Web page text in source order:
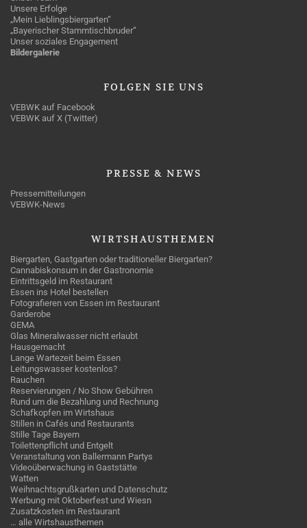
Unsere Erfolge
„Mein Lieblingsbiergarten“
„Bayerischer Stammtischbruder“
Unser soziales Engagement
Bildergalerie
FOLGEN SIE UNS
VEBWK auf Facebook
VEBWK auf X (Twitter)
PRESSE & NEWS
Pressemitteilungen
VEBWK-News
WIRTSHAUSTHEMEN
Biergarten, Gastgarten oder traditioneller Biergarten?
Cannabiskonsum in der Gastronomie
Eintrittsgeld im Restaurant
Essen ins Hotel bestellen
Fotografieren von Essen im Restaurant
Garderobe
GEMA
Glas Mineralwasser nicht erlaubt
Hausgemacht
Lange Wartezeit beim Essen
Leitungswasser kostenlos?
Rauchen
Reservierungen / No Show Gebühren
Rund um die Bezahlung und Rechnung
Schafkopfen im Wirtshaus
Stillen in Cafés und Restaurants
Stille Tage Bayern
Toilettenpflicht und Entgelt
Veranstaltung von Ballermann Partys
Videoüberwachung in Gaststätte
Watten
Weihnachtsgrußkarten und Datenschutz
Werbung mit Oktoberfest und Wiesn
Zusatzkosten im Restaurant
… alle Wirtshausthemen